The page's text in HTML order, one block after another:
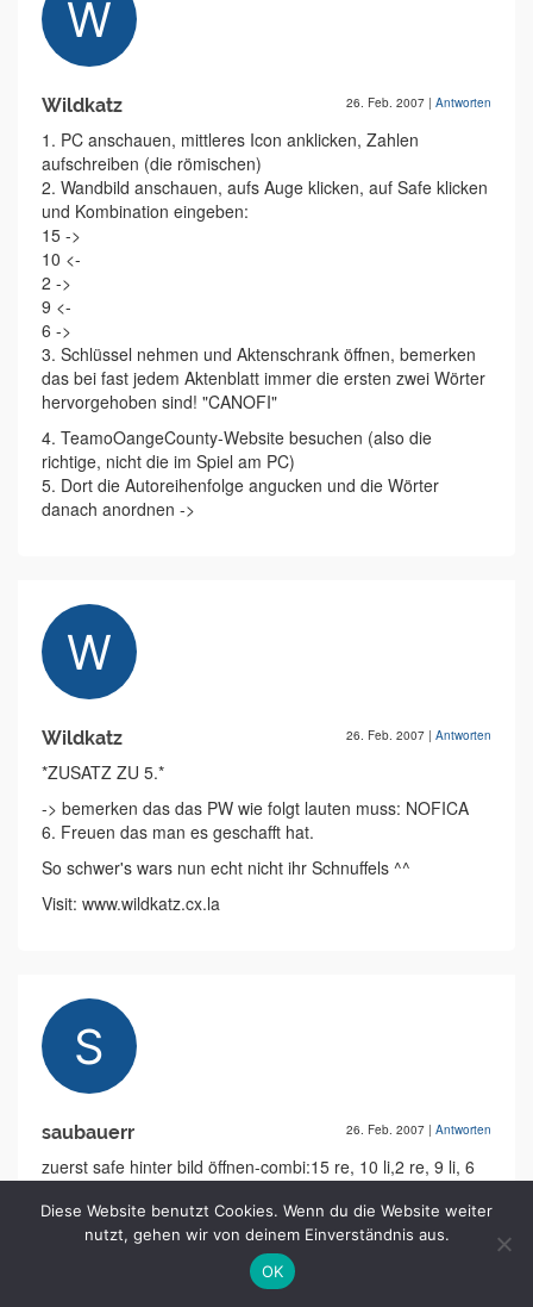
Wildkatz 26. Feb. 2007 | Antworten
1. PC anschauen, mittleres Icon anklicken, Zahlen
aufschreiben (die römischen)
2. Wandbild anschauen, aufs Auge klicken, auf Safe klicken
und Kombination eingeben:
15 ->
10 <-
2 ->
9 <-
6 ->
3. Schlüssel nehmen und Aktenschrank öffnen, bemerken
das bei fast jedem Aktenblatt immer die ersten zwei Wörter
hervorgehoben sind! "CANOFI"
4. TeamoOangeCounty-Website besuchen (also die
richtige, nicht die im Spiel am PC)
5. Dort die Autoreihenfolge angucken und die Wörter
danach anordnen ->
Wildkatz 26. Feb. 2007 | Antworten
*ZUSATZ ZU 5.*
-> bemerken das das PW wie folgt lauten muss: NOFICA
6. Freuen das man es geschafft hat.
So schwer's wars nun echt nicht ihr Schnuffels ^^
Visit: www.wildkatz.cx.la
saubauerr 26. Feb. 2007 | Antworten
zuerst safe hinter bild öffnen-combi:15 re, 10 li,2 re, 9 li, 6
Dann schlüssel-aktenschrank!
Dann das passwort: der reihenfolge der autofarben (am pc
erscheinen sie in der gleichen reihenfolge!) entsprechend
den aktenfarben die ersten 2 Buchstaben der akten am pc
Diese Website benutzt Cookies. Wenn du die Website weiter
nutzt, gehen wir von deinem Einverständnis aus.
OK